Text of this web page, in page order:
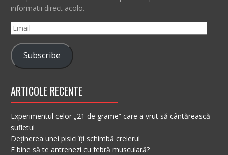
informatii direct acolo.
Email
Subscribe
ARTICOLE RECENTE
Experimentul celor „21 de grame” care a vrut să cântărească
sufletul
Deținerea unei pisici îți schimbă creierul
E bine să te antrenezi cu febră musculară?